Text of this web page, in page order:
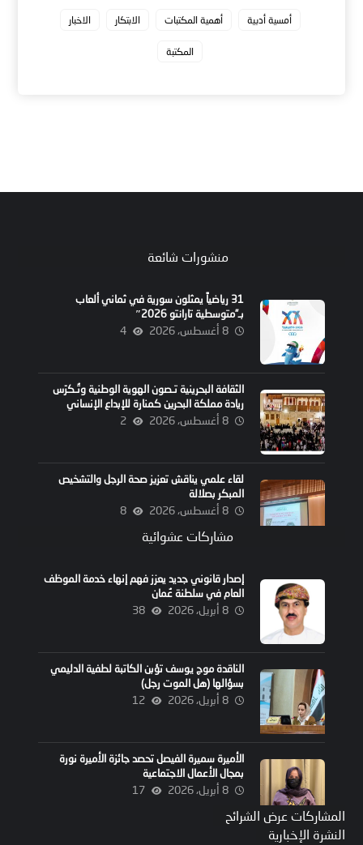
أمسية أدبية أهمية المكتبات الابتكار الاخبار
المكتبة
منشورات شائعة
31 رياضياً يمثلون سورية في ثماني ألعاب
بـ”متوسطية تارانتو 2026″
8 أغسطس، 2026 4
الثقافة البحرينية تـصون الهوية الوطنية وتُـكرّس
ريادة مملكة البحرين كمنارة للإبداع الإنساني
8 أغسطس، 2026 2
لقاء علمي يناقش تعزيز صحة الرجل والتشخيص
المبكر بصلالة
8 أغسطس، 2026 8
مشاركات عشوائية
إصدار قانوني جديد يعزز فهم إنهاء خدمة الموظف
العام في سلطنة عُمان
8 أبريل، 2026 38
الناقدة موج يوسف تؤبن الكاتبة لطفية الدليمي
بسؤالها (هل الموت رجل)
8 أبريل، 2026 12
الأميرة سميرة الفيصل تحصد جائزة الأميرة نورة
بمجال الأعمال الاجتماعية
8 أبريل، 2026 17
المشاركات عرض الشرائح
النشرة الإخبارية